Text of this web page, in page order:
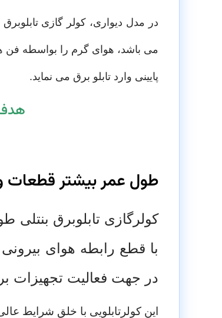
در مدل دیواری، کولر گازی
می باشد، هوای گرم را بواسطه فن
پایینی وارد تابلو برق می نماید.
هدف
طول عمر بیشتر قطعات و
کولرگازی تابلوبرق بنتلی
با قطع رابطه هوای
در جهت فعالیت تجهیزات
این کولرتابلویی با خلق شرایط